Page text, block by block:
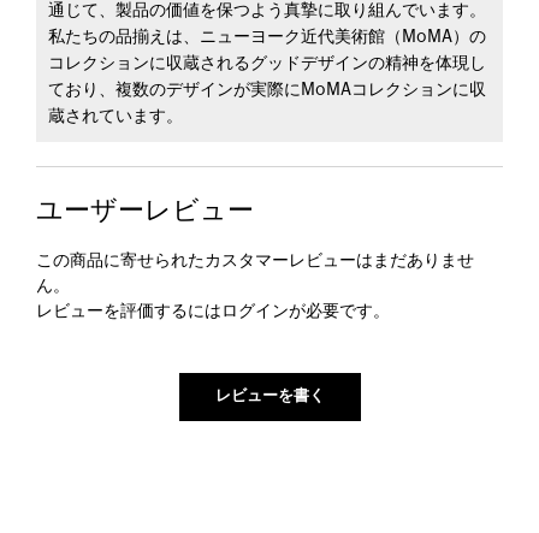
通じて、製品の価値を保つよう真摯に取り組んでいます。
私たちの品揃えは、ニューヨーク近代美術館（MoMA）の
コレクションに収蔵されるグッドデザインの精神を体現し
ており、複数のデザインが実際にMoMAコレクションに収
蔵されています。
ユーザーレビュー
この商品に寄せられたカスタマーレビューはまだありませ
ん。
レビューを評価するには ログインが必要です。